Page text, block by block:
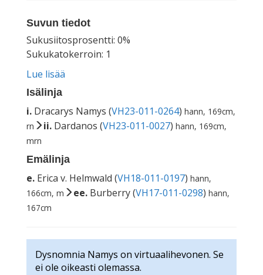
Suvun tiedot
Sukusiitosprosentti: 0%
Sukukatokerroin: 1
Lue lisää
Isälinja
i. Dracarys Namys (VH23-011-0264) hann, 169cm,
rn
ii. Dardanos (VH23-011-0027) hann, 169cm,
mrn
Emälinja
e. Erica v. Helmwald (VH18-011-0197) hann,
166cm, m
ee. Burberry (VH17-011-0298) hann,
167cm
Dysnomnia Namys on virtuaalihevonen. Se
ei ole oikeasti olemassa.